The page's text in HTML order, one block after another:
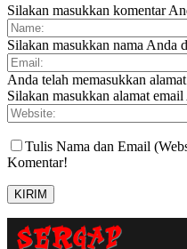
Silakan masukkan komentar
Silakan masukkan nama Anda
Anda telah memasukkan
Silakan masukkan alamat
Tulis Nama dan Email
Komentar!